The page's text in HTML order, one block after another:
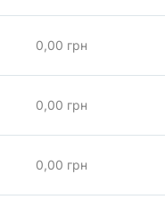
0,00 грн
0,00 грн
0,00 грн